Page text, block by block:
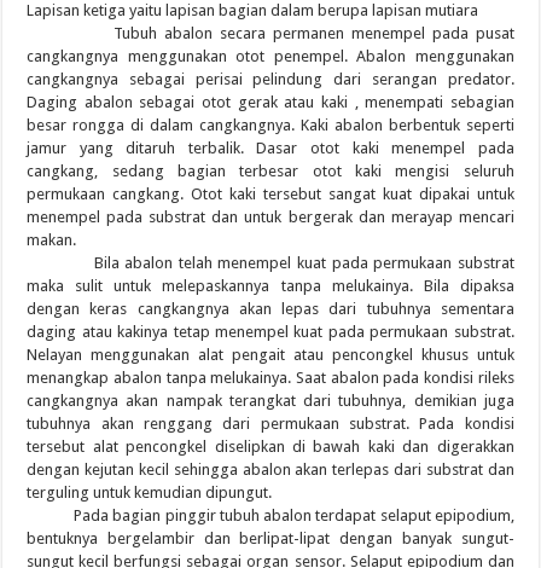
Lapisan ketiga yaitu lapisan bagian dalam berupa lapisan mutiara
Tubuh abalon secara permanen menempel pada pusat
cangkangnya menggunakan otot penempel. Abalon menggunakan
cangkangnya sebagai perisai pelindung dari serangan predator.
Daging abalon sebagai otot gerak atau kaki , menempati sebagian
besar rongga di dalam cangkangnya. Kaki abalon berbentuk seperti
jamur yang ditaruh terbalik. Dasar otot kaki menempel pada
cangkang, sedang bagian terbesar otot kaki mengisi seluruh
permukaan cangkang. Otot kaki tersebut sangat kuat dipakai untuk
menempel pada substrat dan untuk bergerak dan merayap mencari
makan.
Bila abalon telah menempel kuat pada permukaan substrat
maka sulit untuk melepaskannya tanpa melukainya. Bila dipaksa
dengan keras cangkangnya akan lepas dari tubuhnya sementara
daging atau kakinya tetap menempel kuat pada permukaan substrat.
Nelayan menggunakan alat pengait atau pencongkel khusus untuk
menangkap abalon tanpa melukainya. Saat abalon pada kondisi rileks
cangkangnya akan nampak terangkat dari tubuhnya, demikian juga
tubuhnya akan renggang dari permukaan substrat. Pada kondisi
tersebut alat pencongkel diselipkan di bawah kaki dan digerakkan
dengan kejutan kecil sehingga abalon akan terlepas dari substrat dan
terguling untuk kemudian dipungut.
Pada bagian pinggir tubuh abalon terdapat selaput epipodium,
bentuknya bergelambir dan berlipat-lipat dengan banyak sungut-
sungut kecil berfungsi sebagai organ sensor. Selaput epipodium dan